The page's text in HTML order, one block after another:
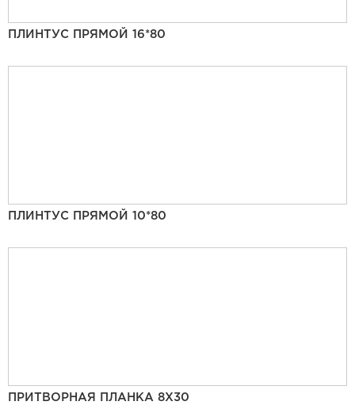
ПЛИНТУС ПРЯМОЙ 16*80
ПЛИНТУС ПРЯМОЙ 10*80
ПРИТВОРНАЯ ПЛАНКА 8Х30